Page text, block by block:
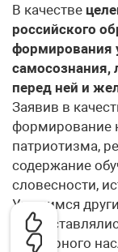
В качестве
рос­сийского
формиро­вания
самосознания,
перед ней и
Заявив в
формирование
патриотизма,
содержание
словесности,
Учащимся
культурного